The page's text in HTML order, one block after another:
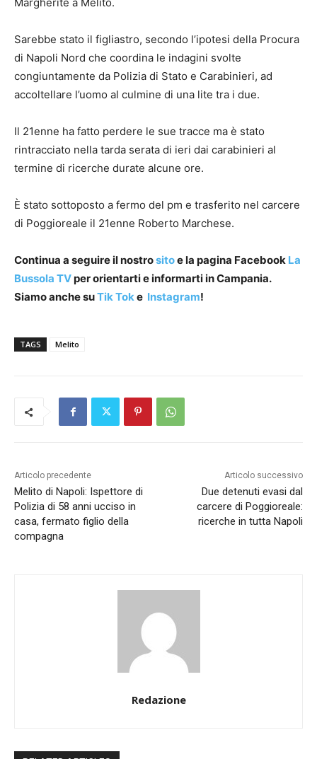
Sarebbe stato il figliastro, secondo l’ipotesi della Procura
di Napoli Nord che coordina le indagini svolte
congiuntamente da Polizia di Stato e Carabinieri, ad
accoltellare l’uomo al culmine di una lite tra i due.
Il 21enne ha fatto perdere le sue tracce ma è stato
rintracciato nella tarda serata di ieri dai carabinieri al
termine di ricerche durate alcune ore.
È stato sottoposto a fermo del pm e trasferito nel carcere
di Poggioreale il 21enne Roberto Marchese.
Continua a seguire il nostrositoe la pagina Facebook La
Bussola TVper orientarti e informarti in Campania.
Siamo anche suTik Toke Instagram!
TAGS Melito
Articolo precedente
Melito di Napoli: Ispettore di
Polizia di 58 anni ucciso in
casa, fermato figlio della
compagna
Articolo successivo
Due detenuti evasi dal
carcere di Poggioreale:
ricerche in tutta Napoli
Redazione